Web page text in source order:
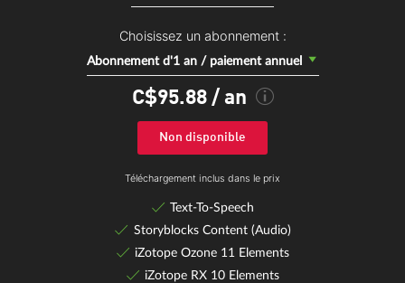
Choisissez un abonnement :
Abonnement d'1 an / paiement annuel
C$95.88/ an
Non disponible
Téléchargement inclus dans le prix
Text-To-Speech
Storyblocks Content (Audio)
iZotope Ozone 11 Elements
iZotope RX 10 Elements